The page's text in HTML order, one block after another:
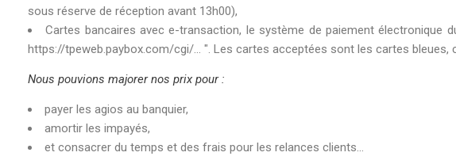
sous réserve de réception avant 13h00),
Cartes bancaires avec e-transaction, le système de paiement électronique
https://tpeweb.paybox.com/cgi/... ". Les cartes acceptées sont les cartes bleues,
Nous pouvions majorer nos prix pour :
payer les agios au banquier,
amortir les impayés,
et consacrer du temps et des frais pour les relances clients...